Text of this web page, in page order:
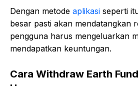
Dengan metode aplikasi seperti
besar pasti akan mendatangkan
pengguna harus mengeluarkan
mendapatkan keuntungan.
Cara Withdraw Earth